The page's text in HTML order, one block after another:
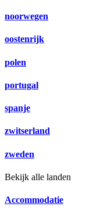
noorwegen
oostenrijk
polen
portugal
spanje
zwitserland
zweden
Bekijk alle landen
Accommodatie